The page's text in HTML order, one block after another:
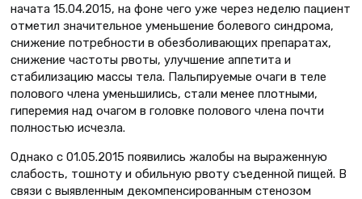
начата 15.04.2015, на фоне чего уже через неделю пациент
отметил значительное уменьшение болевого синдрома,
снижение потребности в обезболивающих препаратах,
снижение частоты рвоты, улучшение аппетита и
стабилизацию массы тела. Пальпируемые очаги в теле
полового члена уменьшились, стали менее плотными,
гиперемия над очагом в головке полового члена почти
полностью исчезла.
Однако с 01.05.2015 появились жалобы на выраженную
слабость, тошноту и обильную рвоту съеденной пищей. В
связи с выявленным декомпенсированным стенозом